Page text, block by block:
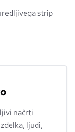
strip
načrti
ljudi,